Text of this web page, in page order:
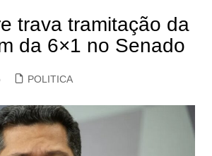
trava tramitação da
da 6×1 no Senado
POLITICA